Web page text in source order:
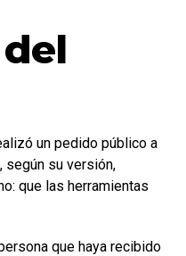
un pedido público a
según su versión,
que las herramientas
que haya recibido